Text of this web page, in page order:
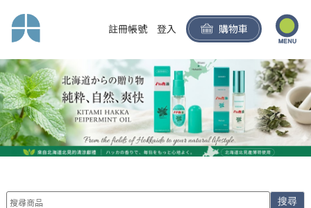
註冊帳號 登入 購物車
搜尋